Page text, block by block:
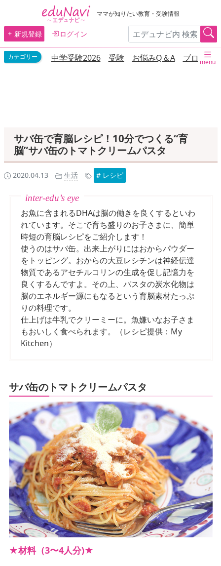
ママが知りたい教育・受験情報
新規登録 ログイン
中学受験2026 受験 お悩みQ＆A ブログmenu
サバ缶で育脳レシピ！10分でつくる“育
脳”サバ缶のトマトクリームパスタ
2020.04.13 生活 # レシピ
お魚に含まれるDHAは脳の働きを良くするといわ
れています。そこで育ち盛りのお子さまに、簡単
時短の育脳レシピをご紹介します！
使うのはサバ缶。出来上がりにはおからパウダー
をトッピング。おからの大豆レシチンは神経伝達
物質であるアセチルコリンの生成を促し記憶力を
良くするんですよ。その上、パスタの炭水化物は
脳のエネルギー源にもなるという育脳素材たっぷ
りの料理です。
仕上げは牛乳でクリーミーに。魚嫌いなお子さま
もおいしく食べられます。（レシピ提供：My
Kitchen）
サバ缶のトマトクリームパスタ
★材料（3〜4人分)★